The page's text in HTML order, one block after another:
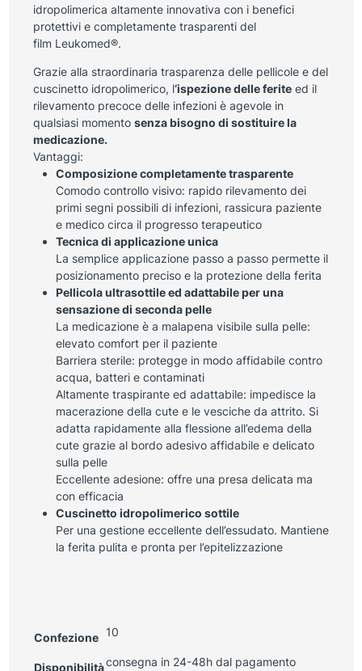
idropolimerica altamente innovativa con i benefici
protettivi e completamente trasparenti del
film Leukomed®.
Grazie alla straordinaria trasparenza delle pellicole e del
cuscinetto idropolimerico, l‘ispezione delle feriteed il
rilevamento precoce delle infezioni è agevole in
qualsiasi momento senza bisogno di sostituire la
medicazione.
Vantaggi:
Composizione completamente trasparente
Comodo controllo visivo: rapido rilevamento dei
primi segni possibili di infezioni, rassicura paziente
e medico circa il progresso terapeutico
Tecnica di applicazione unica
La semplice applicazione passo a passo permette il
posizionamento preciso e la protezione della ferita
Pellicola ultrasottile ed adattabile per una
sensazione di seconda pelle
La medicazione è a malapena visibile sulla pelle:
elevato comfort per il paziente
Barriera sterile: protegge in modo affidabile contro
acqua, batteri e contaminati
Altamente traspirante ed adattabile: impedisce la
macerazione della cute e le vesciche da attrito. Si
adatta rapidamente alla flessione all’edema della
cute grazie al bordo adesivo affidabile e delicato
sulla pelle
Eccellente adesione: offre una presa delicata ma
con efficacia
Cuscinetto idropolimerico sottile
Per una gestione eccellente dell’essudato. Mantiene
la ferita pulita e pronta per l’epitelizzazione
Confezione 10
Disponibilitàconsegna in 24-48h dal pagamento